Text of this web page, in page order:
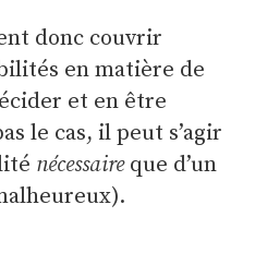
donc couvrir
en matière de
et en être
le cas, il peut s’agir
nécessaireque d’un